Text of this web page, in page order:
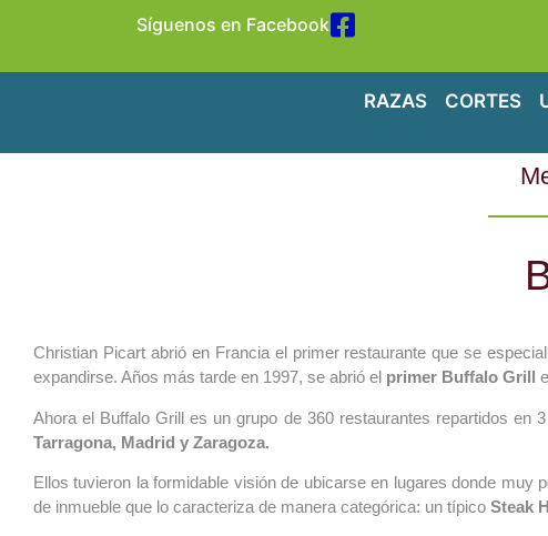
Síguenos en Facebook
RAZAS CORTES
Christian Picart abrió en Francia el primer restaurante que se
expandirse. Años más tarde en 1997, se abrió el primer Buffalo Grill
Ahora el Buffalo Grill es un grupo de 360 restaurantes repartidos en
Tarragona, Madrid y Zaragoza.
Ellos tuvieron la formidable visión de ubicarse en lugares donde
de inmueble que lo caracteriza de manera categórica: un típico Steak